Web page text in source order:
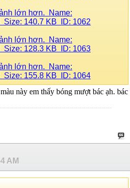
này em thấy bóng mượt bác ạh. bác
AM